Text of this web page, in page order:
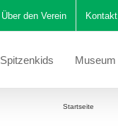
Über den Verein Kontakt
Spitzenkids Museum
Startseite